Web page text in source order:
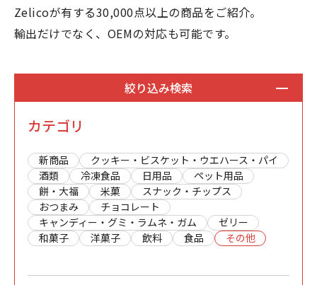
Zelicoが有する30,000点以上の商品をご紹介。
輸出だけでなく、OEMの対応も可能です。
絞り込み検索
カテゴリ
新商品
クッキー・ビスケット・ウエハース・パイ
酒類
冷凍食品 日用品
ペット用品
餅・大福
米菓
スナック・チップス
おつまみ
チョコレート
キャンディー・グミ・ラムネ・ガム
ゼリー
和菓子
洋菓子 飲料 食品 その他